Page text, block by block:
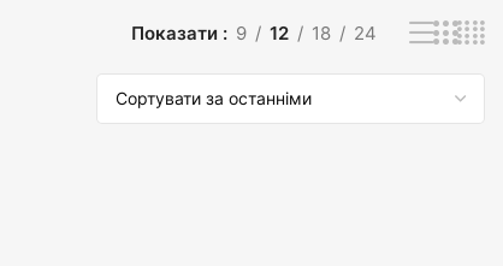
Показати 9 12 18 24